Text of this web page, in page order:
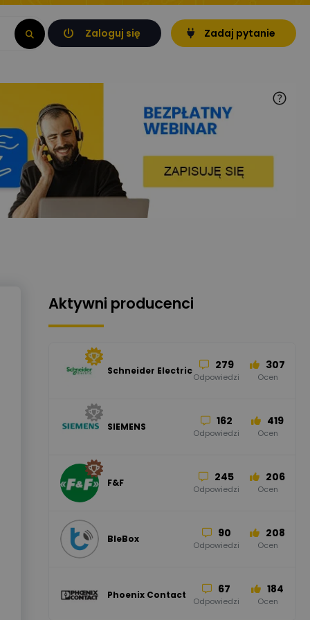
Zaloguj się Zadaj pytanie
Aktywni producenci
Schneider Electric 279
Odpowiedzi
307
Ocen
SIEMENS 162
Odpowiedzi
419
Ocen
F&F 245
Odpowiedzi
206
Ocen
BleBox 90
Odpowiedzi
208
Ocen
Phoenix Contact 67
Odpowiedzi
184
Ocen